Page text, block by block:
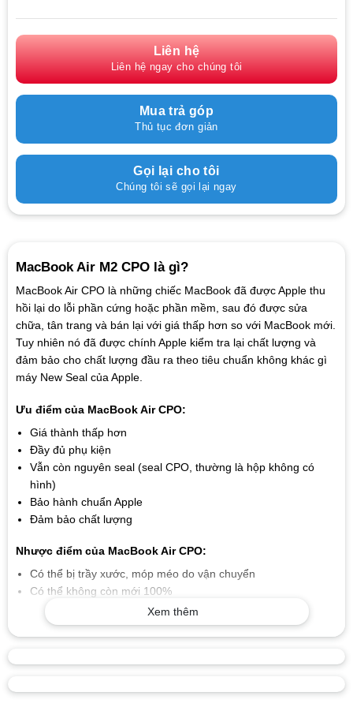
MacBook Air M2 CPO là gì?
MacBook Air CPO là những chiếc MacBook đã được Apple thu
hồi lại do lỗi phần cứng hoặc phần mềm, sau đó được sửa
chữa, tân trang và bán lại với giá thấp hơn so với MacBook mới.
Tuy nhiên nó đã được chính Apple kiểm tra lại chất lượng và
đảm bảo cho chất lượng đầu ra theo tiêu chuẩn không khác gì
máy New Seal của Apple.
Ưu điểm của MacBook Air CPO:
Giá thành thấp hơn
Đầy đủ phụ kiện
Vẫn còn nguyên seal (seal CPO, thường là hộp không có
hình)
Bảo hành chuẩn Apple
Đảm bảo chất lượng
Nhược điểm của MacBook Air CPO:
Có thể bị trầy xước, móp méo do vận chuyển
Có thể không còn mới 100%
Vậy tại sao bạn nên cân nhắc thửMacBook Air M2 CPO
Tất cả tính năng mới đều sử dụng bình thường trên MacBook
Xem thêm
Liên hệ
Liên hệ ngay cho chúng tôi
Mua trả góp
Thủ tục đơn giản
Gọi lại cho tôi
Chúng tôi sẽ gọi lại ngay